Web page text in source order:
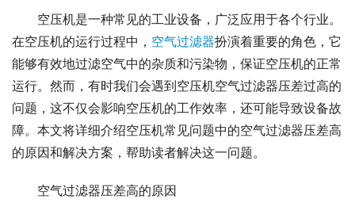
空压机是一种常见的工业设备，广泛应用于各个行业。
在空压机的运行过程中， 空气过滤器扮演着重要的角色，它
能够有效地过滤空气中的杂质和污染物，保证空压机的正常
运行。然而，有时我们会遇到空压机空气过滤器压差过高的
问题，这不仅会影响空压机的工作效率，还可能导致设备故
障。本文将详细介绍空压机常见问题中的空气过滤器压差高
的原因和解决方案，帮助读者解决这一问题。
空气过滤器压差高的原因